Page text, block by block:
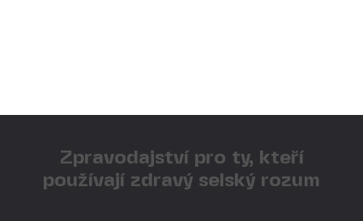
Zpravodajství pro ty, kteří
používají zdravý selský rozum